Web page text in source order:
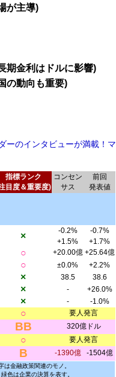
が主導)
期金利はドルに影響)
の動向も重要)
ーのインタビューが満載！マ
指標ランク
目度＆重要度)
コンセン
サス
前回
発表値
× -0.2%
-0.7%
+1.5%
+1.7%
○ +20.00億 +25.64億
○ ±0.0%
+2.2%
× 38.5
38.6
× -
+26.0%
× -
-1.0%
○ 要人発言
BB
320億ドル
○
要人発言
B -1390億 -1504億
金融政策関連のモノ。
色は企業の決算を表す。